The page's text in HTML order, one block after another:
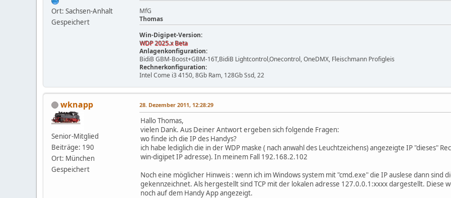
Ort: Sachsen-Anhalt
Gespeichert
MfG
Thomas
Win-Digipet-Version:
WDP 2025.x Beta
Anlagenkonfiguration:
BidiB GBM-Boost+GBM-16T,BidiB Lightcontrol,Onecontrol, OneDMX, Fleischmann Profigleis
Rechnerkonfiguration:
Intel Come i3 4150, 8Gb Ram, 128Gb Ssd, 22
wknapp
Senior-Mitglied
Beiträge: 190
Ort: München
Gespeichert
28. Dezember 2011, 12:28:29
Hallo Thomas,
vielen Dank. Aus Deiner Antwort ergeben sich folgende Fragen:
wo finde ich die IP des Handys?
ich habe lediglich die in der WDP maske ( nach anwahl des Leuchtzeichens) angezeigte IP "dieses"
win-digipet IP adresse). In meinem Fall 192.168.2.102
Noch eine möglicher Hinweis : wenn ich im Windows system mit "cmd.exe" die IP auslese dann
gekennzeichnet. Als hergestellt sind TCP mit der lokalen adresse 127.0.0.1:xxxx dargestellt. Diese
noch auf dem Handy App angezeigt.